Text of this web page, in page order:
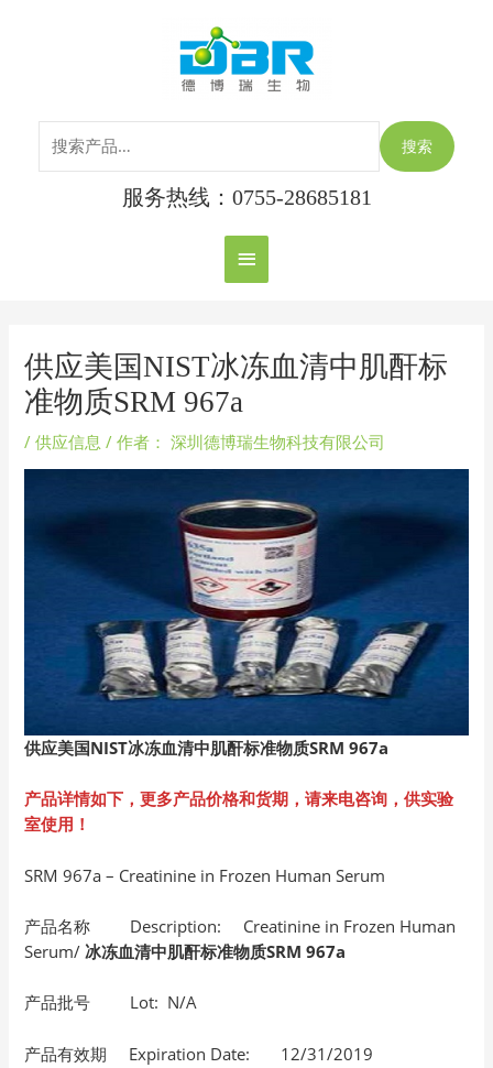
主
菜
单
搜索
服务热线：0755-28685181
供应美国NIST冰冻血清中肌酐标
准物质SRM 967a
/供应信息 / 作者： 深圳德博瑞生物科技有限公司
供应美国NIST冰冻血清中肌酐标准物质SRM 967a
产品详情如下，更多产品价格和货期，请来电咨询，供实验
室使用！
SRM 967a – Creatinine in Frozen Human Serum
产品名称 Description: Creatinine in Frozen Human
Serum/ 冰冻血清中肌酐标准物质SRM 967a
产品批号 Lot: N/A
产品有效期 Expiration Date: 12/31/2019